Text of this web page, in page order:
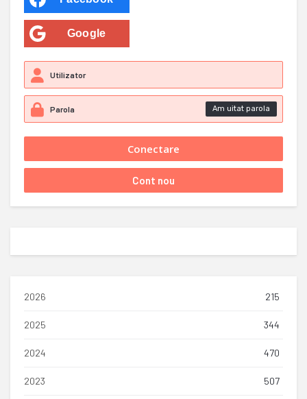
Google
Am uitat parola
2026 215
2025 344
2024 470
2023 507